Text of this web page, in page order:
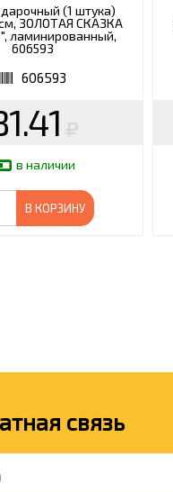
(1 штука)
ЗОЛОТАЯ СКАЗКА
ламинированный,
606593
606593
в наличии
В КОРЗИНУ
связь